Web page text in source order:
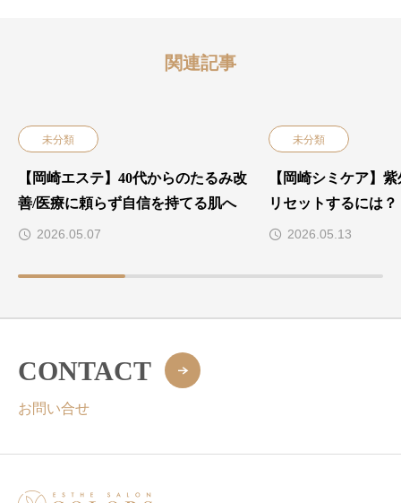
関連記事
未分類
【岡崎エステ】40代からのたるみ改
善/医療に頼らず自信を持てる肌へ
2026.05.07
未分類
【岡崎シミケア】
リセットするには？
2026.05.13
CONTACT
お問い合せ